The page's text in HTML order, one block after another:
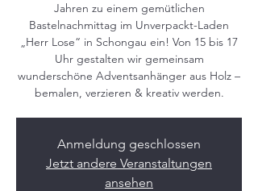
Jahren zu einem gemütlichen
Bastelnachmittag im Unverpackt-Laden
„Herr Lose“ in Schongau ein! Von 15 bis 17
Uhr gestalten wir gemeinsam
wunderschöne Adventsanhänger aus Holz –
bemalen, verzieren & kreativ werden.
Anmeldung geschlossen
Jetzt andere Veranstaltungen
ansehen